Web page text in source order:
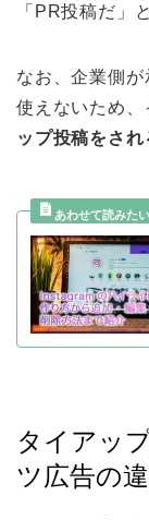
「PR投稿だ」
なお、企業側
使えないため、
ップ投稿をさ
タイアッ
ツ広告の